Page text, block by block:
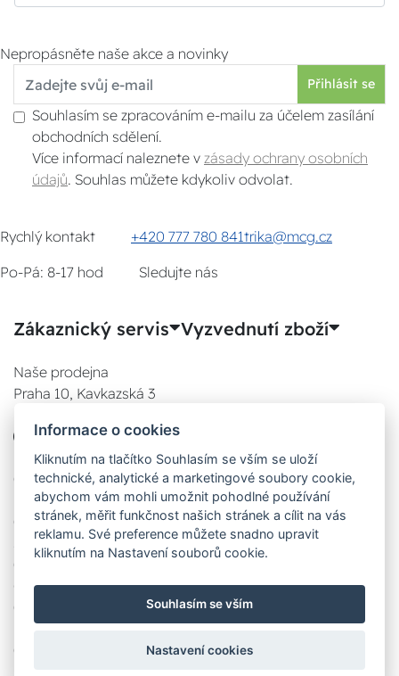
Nepropásněte naše akce a novinky
Přihlásit se
Souhlasím se zpracováním e-mailu za účelem zasílání
obchodních sdělení.
Více informací naleznete v zásady ochrany osobních
údajů . Souhlas můžete kdykoliv odvolat.
Rychlý kontakt +420 777 780 841trika@mcg.cz
Po-Pá: 8-17 hod
Sledujte nás
Zákaznický servis Vyzvednutí zboží
Naše prodejna
Praha 10, Kavkazská 3
777 780 841
08:00 - 17:00
08:00 - 17:00
08:00 - 17:00
Čt:
08:00 - 17:00
08:00 - 17:00
Informace o cookies
Kliknutím na tlačítko Souhlasím se vším se uloží
technické, analytické a marketingové soubory cookie,
abychom vám mohli umožnit pohodlné používání
stránek, měřit funkčnost našich stránek a cílit na vás
reklamu. Své preference můžete snadno upravit
kliknutím na Nastavení souborů cookie.
Souhlasím se vším
Nastavení cookies